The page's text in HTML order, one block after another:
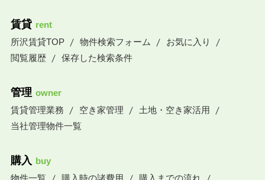
賃貸 rent
所沢賃貸TOP
物件検索フォーム
お気に入り
閲覧履歴
保存した検索条件
管理 owner
賃貸管理業務
空き家管理
土地・空き家活用
当社管理物件一覧
購入 buy
物件一覧
購入時の諸費用
購入までの流れ